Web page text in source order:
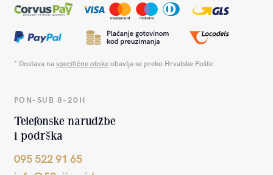
* Dostava naspecifične otokeobavlja se preko Hrvatske Pošte
PON-SUB 8-20H
Telefonske narudžbe
i podrška
095 522 91 65